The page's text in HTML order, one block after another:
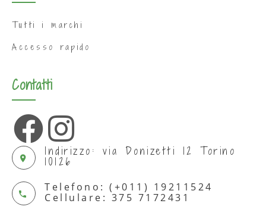
Tutti i marchi
Accesso rapido
Contatti
Indirizzo: via Donizetti 12 Torino
10126
Telefono: (+011) 19211524
Cellulare: 375 7172431